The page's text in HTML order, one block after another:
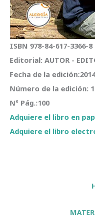
ISBN 978-84-617-3366-8
Editorial: AUTOR -
Fecha de la edición:2014
Número de la edición:
Nº Pág.:100
Adquiere el libro en
Adquiere el libro